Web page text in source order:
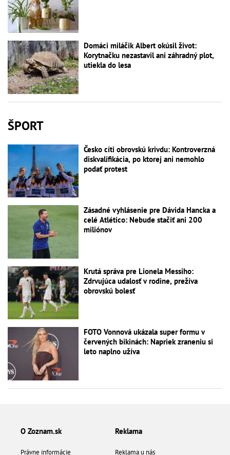
Domáci miláčik Albert okúsil život:
Korytnačku nezastavil ani záhradný plot,
utiekla do lesa
ŠPORT
Česko cíti obrovskú krivdu: Kontroverzná
diskvalifikácia, po ktorej ani nemohlo
podať protest
Zásadné vyhlásenie pre Dávida Hancka a
celé Atlético: Nebude stačiť ani 200
miliónov
Krutá správa pre Lionela Messiho:
Zdrvujúca udalosť v rodine, prežíva
obrovskú bolesť
FOTO Vonnová ukázala super formu v
červených bikinách: Napriek zraneniu si
leto naplno užíva
O Zoznam.sk
Právne informácie
Reklama
Reklama u nás